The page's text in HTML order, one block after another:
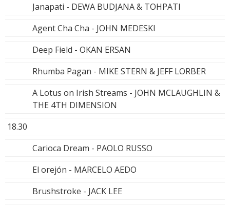
Janapati - DEWA BUDJANA & TOHPATI
Agent Cha Cha - JOHN MEDESKI
Deep Field - OKAN ERSAN
Rhumba Pagan - MIKE STERN & JEFF LORBER
A Lotus on Irish Streams - JOHN MCLAUGHLIN &
THE 4TH DIMENSION
18.30
Carioca Dream - PAOLO RUSSO
El orejón - MARCELO AEDO
Brushstroke - JACK LEE